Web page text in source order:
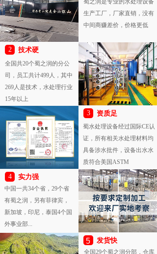
蜀之润是专业的水处理设备
生产工厂，厂家直销，没有
中间商赚差价，价格更低
2 技术硬
全国共20个蜀之润的分公
司，员工共计499人，其中
269人是技术，水处理行业
15年以上
资质足
蜀水处理设备经过国际CE认
证，所有相关水处理材料均
具备涉水批件，设备出水水
质符合美国ASTM
3
中国一共34个省，29个省
有蜀之润，另有菲律宾，
新加坡，印尼，泰国4个国
外事业部...
实力强
4
发货快
5
全国29个蜀之润分部，仓库